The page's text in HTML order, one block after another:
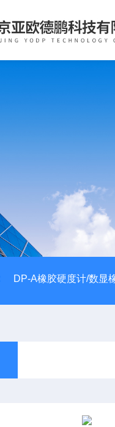
DP-A橡胶硬度计/数显